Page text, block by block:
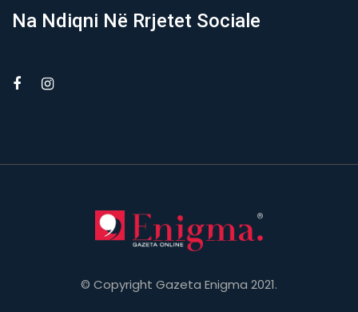
Na Ndiqni Në Rrjetet Sociale
© Copyright Gazeta Enigma 2021.